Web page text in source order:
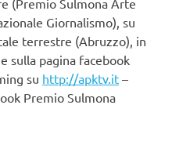
Giornalismo), su
terrestre (Abruzzo), in
e sulla pagina facebook
su http://apktv.it –
Premio Sulmona